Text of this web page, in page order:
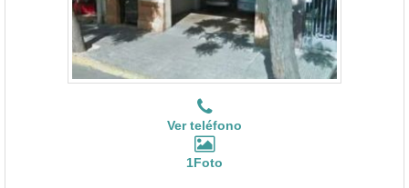
Ver teléfono
1Foto